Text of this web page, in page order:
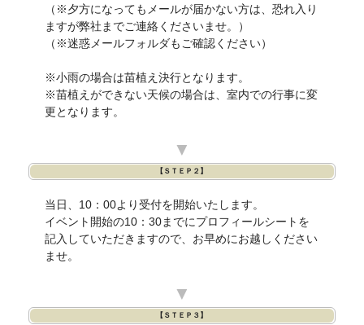
（※夕方になってもメールが届かない方は、恐れ入り
ますが弊社までご連絡くださいませ。）
（※迷惑メールフォルダもご確認ください）
※小雨の場合は苗植え決行となります。
※苗植えができない天候の場合は、室内での行事に変
更となります。
▼
【ＳＴＥＰ２】
当日、10：00より受付を開始いたします。
イベント開始の10：30までにプロフィールシートを
記入していただきますので、お早めにお越しください
ませ。
▼
【ＳＴＥＰ３】